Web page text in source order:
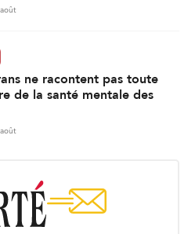
ne racontent pas toute
de la santé mentale des